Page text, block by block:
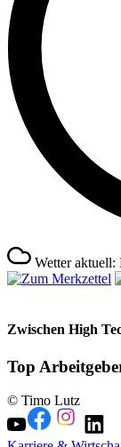
Wetter aktuell:
Zwischen High
Top
© Timo Lutz